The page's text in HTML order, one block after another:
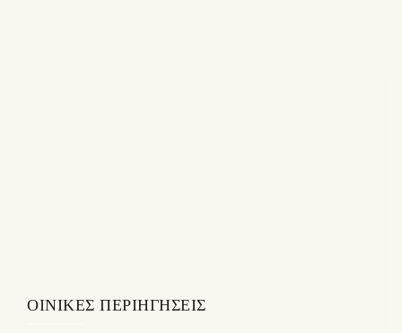
ΟΙΝΙΚΈΣ ΠΕΡΙΗΓΉΣΕΙΣ